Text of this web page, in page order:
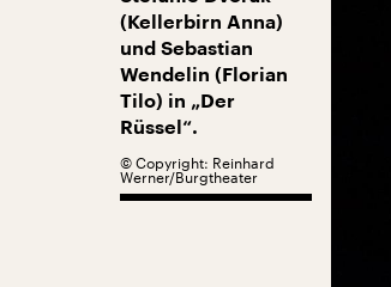
(Kellerbirn Anna)
und Sebastian
Wendelin (Florian
Tilo) in „Der
Rüssel“.
© Copyright: Reinhard
Werner/Burgtheater